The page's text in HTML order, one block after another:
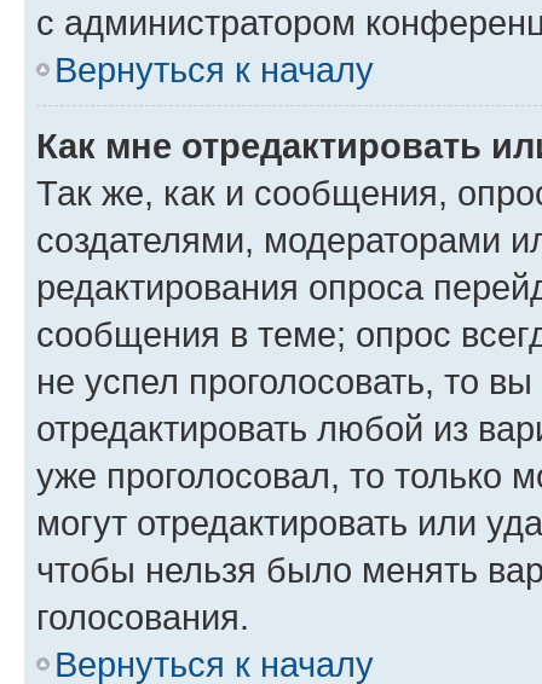
с администратором
Вернуться к началу
Как мне отредактировать
Так же, как и сообщения,
создателями, модераторами
редактирования опроса
сообщения в теме; опрос
не успел проголосовать, то
отредактировать любой из
уже проголосовал, то только
могут отредактировать или
чтобы нельзя было менять
голосования.
Вернуться к началу